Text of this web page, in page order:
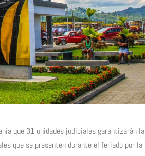
que 31 unidades judiciales garantizarán la
que se presenten durante el feriado por la